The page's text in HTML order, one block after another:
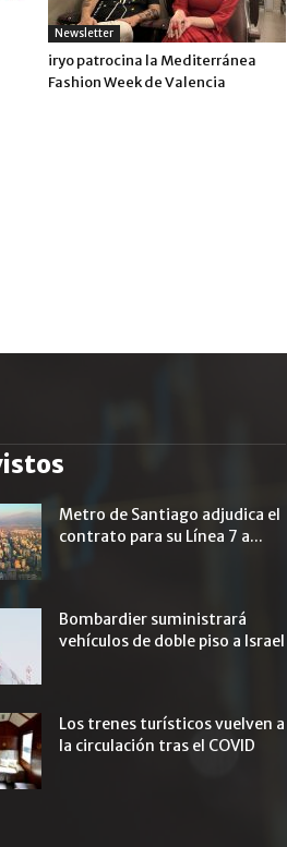
Newsletter
iryo patrocina la Mediterránea
Fashion Week de Valencia
Metro de Santiago adjudica el
contrato para su Línea 7 a...
Bombardier suministrará
vehículos de doble piso a Israel
Los trenes turísticos vuelven a
la circulación tras el COVID